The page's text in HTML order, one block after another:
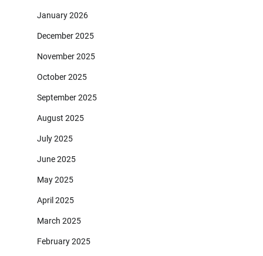
January 2026
December 2025
November 2025
October 2025
September 2025
August 2025
July 2025
June 2025
May 2025
April 2025
March 2025
February 2025